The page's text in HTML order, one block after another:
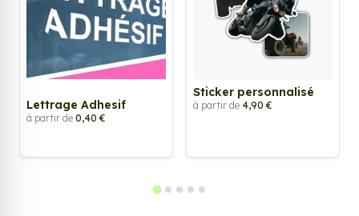
Lettrage Adhesif
à partir de 0,40 €
Sticker personnalisé
à partir de 4,90 €